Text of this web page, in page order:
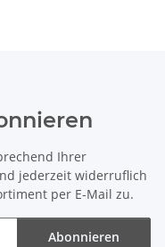
Ihrer
jederzeit widerruflich
per E-Mail zu.
Abonnieren